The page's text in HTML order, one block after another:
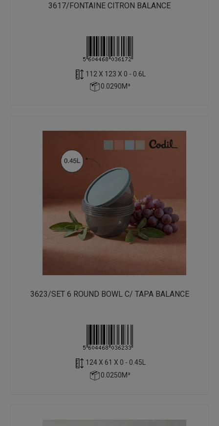
3617/FONTAINE CITRON BALANCE
112 X 123 X 0 - 0.6L
0.0290M³
3623/SET 6 ROUND BOWL C/ TAPA BALANCE
124 X 61 X 0 - 0.45L
0.0250M³